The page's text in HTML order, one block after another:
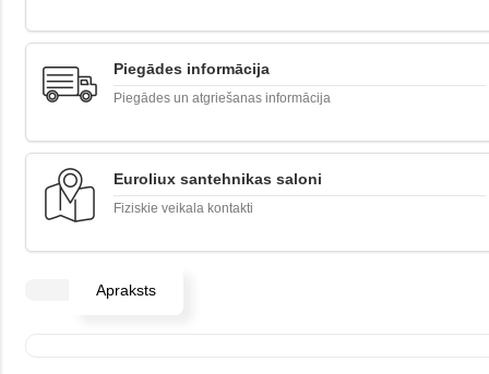
Piegādes informācija
Piegādes un atgriešanas informācija
Euroliux santehnikas saloni
Fiziskie veikala kontakti
Apraksts